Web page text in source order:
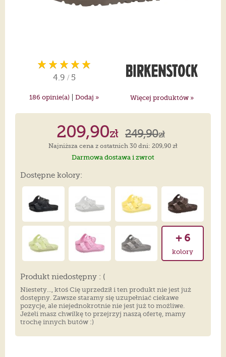
4.9 / 5
186 opinie(a) | Dodaj » Więcej produktów »
209,90zł 249,90zł
Najniższa cena z ostatnich 30 dni: 209,90 zł
Darmowa dostawa i zwrot
Dostępne kolory:
+ 6
kolory
Produkt niedostępny : (
Niestety..., ktoś Cię uprzedził i ten produkt nie jest już
dostępny. Zawsze staramy się uzupełniać ciekawe
pozycje, ale niejednokrotnie nie jest już to możliwe.
Jeżeli masz chwilkę to przejrzyj naszą ofertę, mamy
trochę innych butów :)